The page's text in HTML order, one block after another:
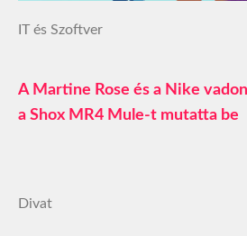
IT és Szoftver
A Martine Rose és a Nike
a Shox MR4 Mule-t mutatta be
Divat